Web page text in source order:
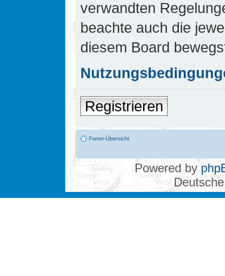
verwandten
beachte auch die
diesem Board
Registrieren
Foren-Übersicht
Powered by